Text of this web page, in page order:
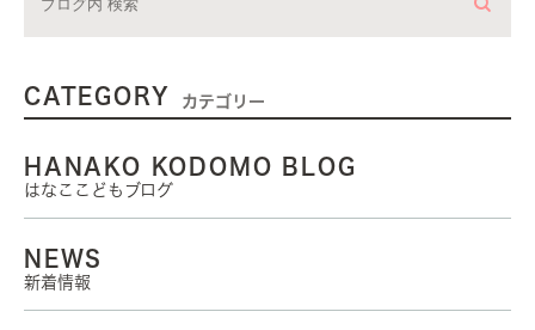
CATEGORY カテゴリー
HANAKO KODOMO BLOG
はなここどもブログ
NEWS
新着情報